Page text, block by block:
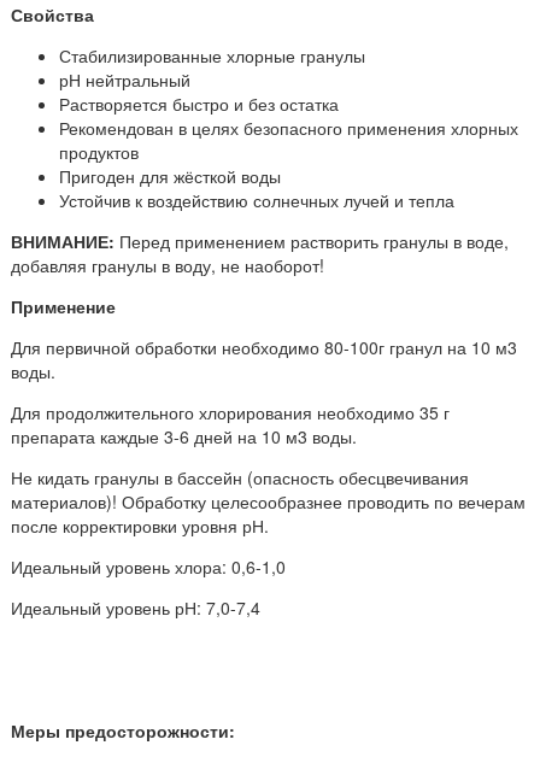
Свойства
Стабилизированные хлорные гранулы
рН нейтральный
Растворяется быстро и без остатка
Рекомендован в целях безопасного применения хлорных
продуктов
Пригоден для жёсткой воды
Устойчив к воздействию солнечных лучей и тепла
ВНИМАНИЕ: Перед применением растворить гранулы в воде,
добавляя гранулы в воду, не наоборот!
Применение
Для первичной обработки необходимо 80-100г гранул на 10 м3
воды.
Для продолжительного хлорирования необходимо 35 г
препарата каждые 3-6 дней на 10 м3 воды.
Не кидать гранулы в бассейн (опасность обесцвечивания
материалов)! Обработку целесообразнее проводить по вечерам
после корректировки уровня рН.
Идеальный уровень хлора: 0,6-1,0
Идеальный уровень рН: 7,0-7,4
Меры предосторожности: